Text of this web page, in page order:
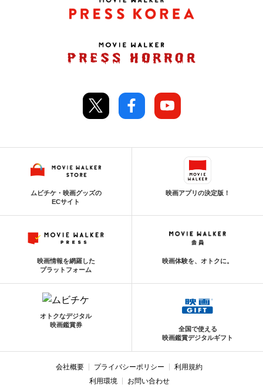
ムビチケ・映画グッズの
ECサイト
映画アプリの決定版！
映画情報を網羅した
プラットフォーム
映画体験を、オトクに。
オトクなデジタル
映画鑑賞券
全国で使える
映画鑑賞デジタルギフト
会社概要 プライバシーポリシー
利用規約
利用環境
お問い合わせ